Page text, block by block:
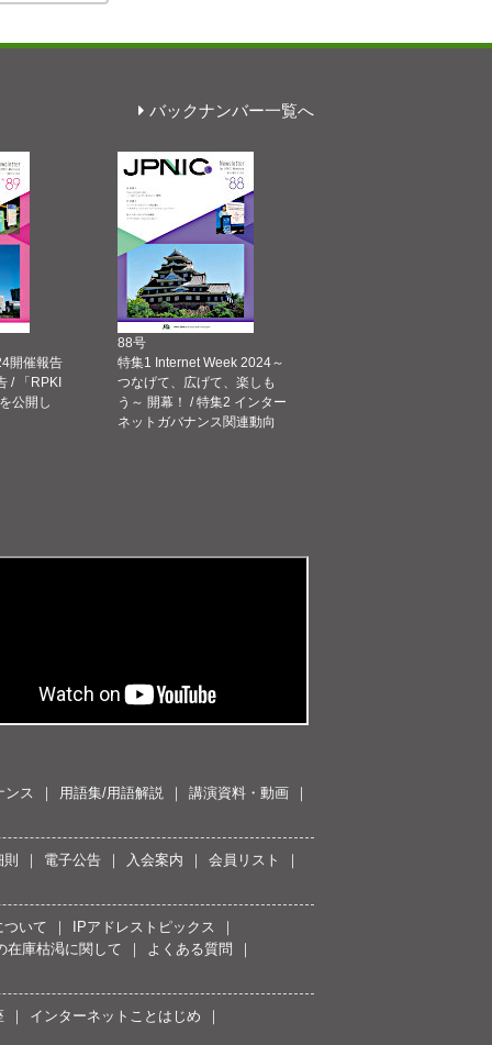
バックナンバー一覧へ
開催報告
/ 「RPKI
公開し
88号
特集1 Internet Week 2024～
つなげて、広げて、楽しも
う～ 開幕！ / 特集2 インター
ネットガバナンス関連動向
ンス 用語集/用語解説 講演資料・動画
則 電子公告 入会案内 会員リスト
ついて
IPアドレストピックス
在庫枯渇に関して
よくある質問
インターネットことはじめ